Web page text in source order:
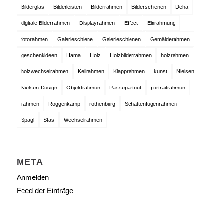
Bilderglas Bilderleisten Bilderrahmen Bilderschienen Deha
digitale Bilderrahmen Displayrahmen Effect Einrahmung
fotorahmen Galerieschiene Galerieschienen Gemälderahmen
geschenkideen Hama Holz Holzbilderrahmen holzrahmen
holzwechselrahmen Keilrahmen Klapprahmen kunst Nielsen
Nielsen-Design Objektrahmen Passepartout portraitrahmen
rahmen Roggenkamp rothenburg Schattenfugenrahmen
Spagl Stas Wechselrahmen
META
Anmelden
Feed der Einträge